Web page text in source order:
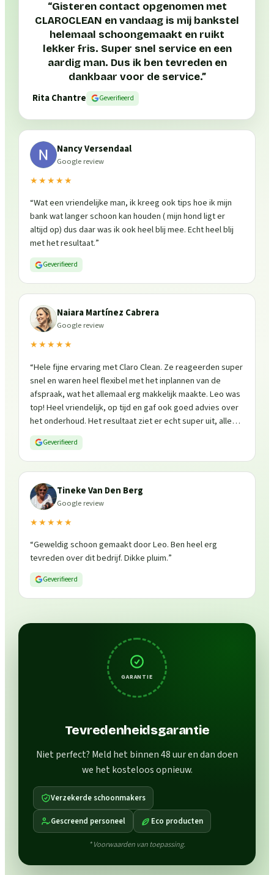
“Gisteren contact opgenomen met
CLAROCLEAN en vandaag is mij bankstel
helemaal schoongemaakt en ruikt
lekker fris. Super snel service en een
aardig man. Dus ik ben tevreden en
dankbaar voor de service.”
Rita Chantre
Geverifieerd
Nancy Versendaal
Google review
★★★★★
“Wat een vriendelijke man, ik kreeg ook tips hoe ik mijn
bank wat langer schoon kan houden ( mijn hond ligt er
altijd op) dus daar was ik ook heel blij mee. Echt heel blij
met het resultaat.”
Geverifieerd
Naiara Martínez Cabrera
Google review
★★★★★
“Hele fijne ervaring met Claro Clean. Ze reageerden super
snel en waren heel flexibel met het inplannen van de
afspraak, wat het allemaal erg makkelijk maakte. Leo was
top! Heel vriendelijk, op tijd en gaf ook goed advies over
het onderhoud. Het resultaat ziet er echt super uit, alles
is weer fris en goed beschermd. Zeker een aanrader, ik
zou ze zo weer inschakelen!
Geverifieerd
Tineke Van Den Berg
Google review
★★★★★
“Geweldig schoon gemaakt door Leo. Ben heel erg
tevreden over dit bedrijf. Dikke pluim.”
Geverifieerd
GARANTIE
Tevredenheidsgarantie
Niet perfect? Meld het binnen 48 uur en dan doen
we het kosteloos opnieuw.
Verzekerde schoonmakers
Gescreend personeel Eco producten
* Voorwaarden van toepassing.